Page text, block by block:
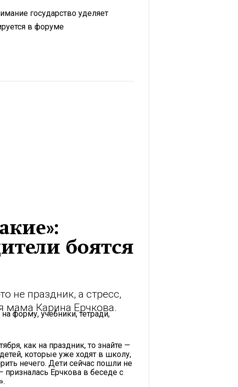
государство уделяет
в форуме
боятся
не праздник, а стресс,
мама Карина Ерчкова.
форму, учебники, тетради,
как на праздник, то знайте —
которые уже ходят в школу,
нечего. Дети сейчас пошли не
Ерчкова в беседе с